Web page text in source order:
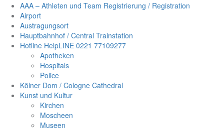
AAA – Athleten und Team Registrierung / Registration
Airport
Austragungsort
Hauptbahnhof / Central Trainstation
Hotline HelpLINE 0221 77109277
Apotheken
Hospitals
Police
Kölner Dom / Cologne Cathedral
Kunst und Kultur
Kirchen
Moscheen
Museen